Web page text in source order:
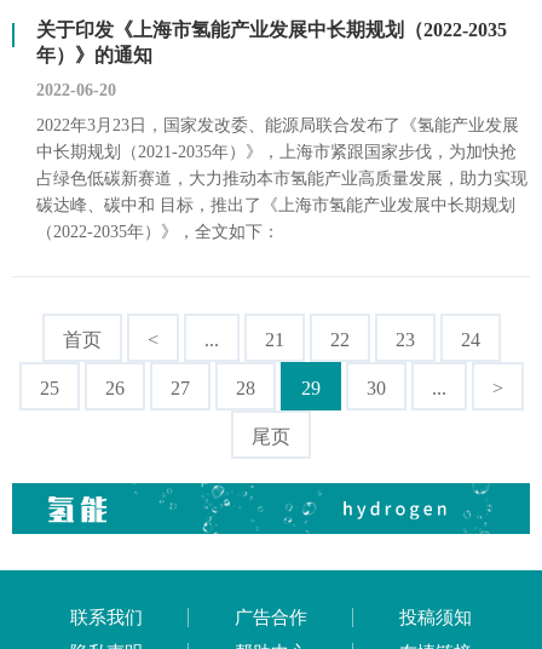
关于印发《上海市氢能产业发展中长期规划（2022-2035
年）》的通知
2022-06-20
2022年3月23日，国家发改委、能源局联合发布了《氢能产业发展
中长期规划（2021-2035年）》，上海市紧跟国家步伐，为加快抢
占绿色低碳新赛道，大力推动本市氢能产业高质量发展，助力实现
碳达峰、碳中和 目标，推出了《上海市氢能产业发展中长期规划
（2022-2035年）》，全文如下：
首页 < ... 21 22 23 24
25 26 27 28 29 30 ... >
尾页
联系我们 广告合作
投稿须知